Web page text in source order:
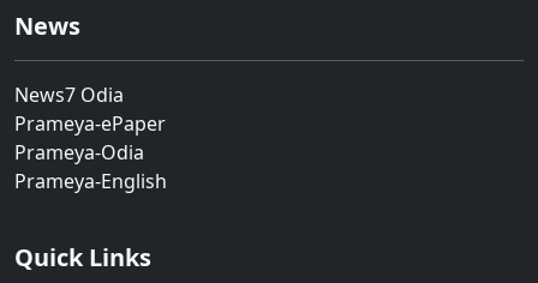
News
News7 Odia
Prameya-ePaper
Prameya-Odia
Prameya-English
Quick Links